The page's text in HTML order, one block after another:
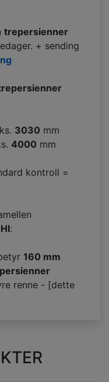
trepersienner
+ sending
3030 mm
4000 mm
kontroll =
:
160 mm
renne - [dette